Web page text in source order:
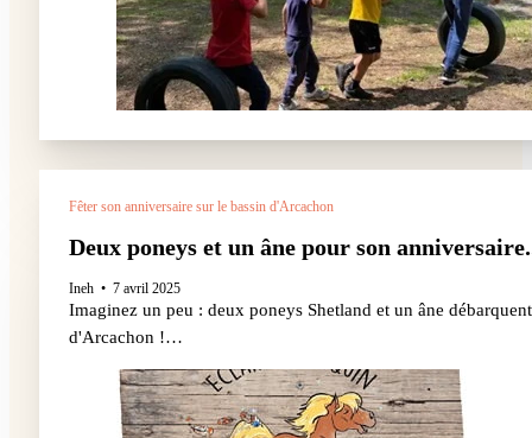
Fêter son anniversaire sur le bassin d'Arcachon
Deux poneys et un âne pour son
Ineh 7 avril 2025
Imaginez un peu : deux poneys Shetland et un âne
d'Arcachon !…